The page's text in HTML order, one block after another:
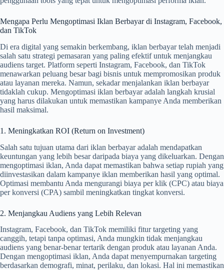
Mengapa Perlu Mengoptimasi Iklan Berbayar di Instagram, Facebook,
dan TikTok
Di era digital yang semakin berkembang, iklan berbayar telah menjadi
salah satu strategi pemasaran yang paling efektif untuk menjangkau
audiens target. Platform seperti Instagram, Facebook, dan TikTok
menawarkan peluang besar bagi bisnis untuk mempromosikan produk
atau layanan mereka. Namun, sekadar menjalankan iklan berbayar
tidaklah cukup. Mengoptimasi iklan berbayar adalah langkah krusial
yang harus dilakukan untuk memastikan kampanye Anda memberikan
hasil maksimal.
1. Meningkatkan ROI (Return on Investment)
Salah satu tujuan utama dari iklan berbayar adalah mendapatkan
keuntungan yang lebih besar daripada biaya yang dikeluarkan. Dengan
mengoptimasi iklan, Anda dapat memastikan bahwa setiap rupiah yang
diinvestasikan dalam kampanye iklan memberikan hasil yang optimal.
Optimasi membantu Anda mengurangi biaya per klik (CPC) atau biaya
per konversi (CPA) sambil meningkatkan tingkat konversi.
2. Menjangkau Audiens yang Lebih Relevan
Instagram, Facebook, dan TikTok memiliki fitur targeting yang
canggih, tetapi tanpa optimasi, Anda mungkin tidak menjangkau
audiens yang benar-benar tertarik dengan produk atau layanan Anda.
Dengan mengoptimasi iklan, Anda dapat menyempurnakan targeting
berdasarkan demografi, minat, perilaku, dan lokasi. Hal ini memastikan